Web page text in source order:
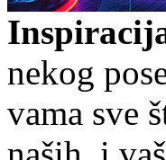
nekog
vama sve